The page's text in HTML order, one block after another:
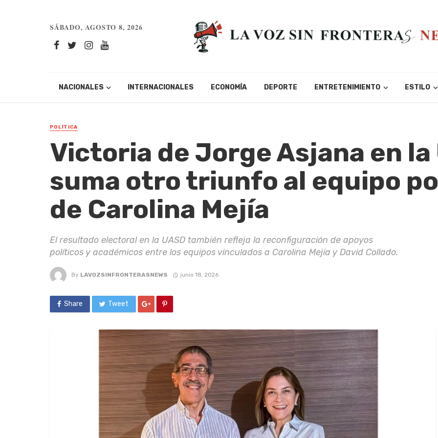
SÁBADO, AGOSTO 8, 2026
NACIONALES INTERNACIONALES ECONOMÍA DEPORTE ENTRETENIMIENTO ESTILO
POLÍTICA
Victoria de Jorge Asjana en la
suma otro triunfo al equipo
de Carolina Mejía
El resultado electoral en la UASD también refleja la reconfiguración de apoyos
políticos y académicos entre los equipos vinculados a Carolina Mejía y David Collado.
By LAVOZSINFRONTERASNEWS junio 18, 2026
Share Tweet